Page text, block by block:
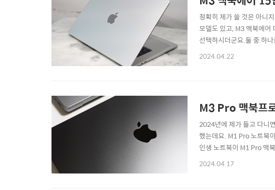
정확히 제가 쓸 것은 아니
모델도 있고, M3 맥북에어
선택하시더군요.둘 중 하
델도 깔끔하고 얼룩이 묻
2024.04.22
M3 Pro 맥북프
2024년에 제가 들고 다니
했는데요. M1 Pro 노트북
인생 노트북이 M1 Pro 맥
공용PC 및 시즈 모드로 사
2024.04.17